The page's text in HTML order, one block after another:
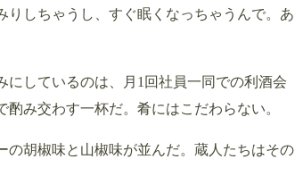
りしちゃうし、すぐ眠くなっちゃうんで。あ
にしているのは、月1回社員一同での利酒会
み交わす一杯だ。肴にはこだわらない。
の胡椒味と山椒味が並んだ。蔵人たちはその